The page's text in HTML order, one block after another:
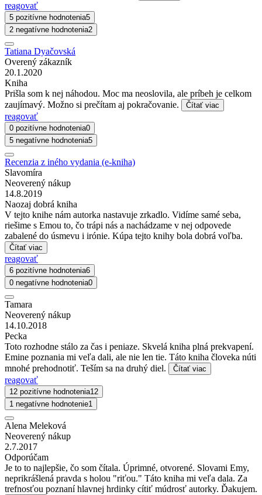
reagovať
5 pozitívne hodnotenia5
2 negatívne hodnotenia2
Tatiana Dyačovská
Overený zákazník
20.1.2020
Kniha
Prišla som k nej náhodou. Moc ma neoslovila, ale príbeh je celkom
zaujímavý. Možno si prečítam aj pokračovanie.
Čítať viac
reagovať
0 pozitívne hodnotenia0
5 negatívne hodnotenia5
Recenzia z iného vydania (e-kniha)
Slavomíra
Neoverený nákup
14.8.2019
Naozaj dobrá kniha
V tejto knihe nám autorka nastavuje zrkadlo. Vidíme samé seba,
riešime s Emou to, čo trápi nás a nachádzame v nej odpovede
zabalené do úsmevu i irónie. Kúpa tejto knihy bola dobrá voľba.
Čítať viac
reagovať
6 pozitívne hodnotenia6
0 negatívne hodnotenia0
Tamara
Neoverený nákup
14.10.2018
Pecka
Toto rozhodne stálo za čas i peniaze. Skvelá kniha plná prekvapení.
Emine poznania mi veľa dali, ale nie len tie. Táto kniha človeka núti
mnohé prehodnotiť. Teším sa na druhý diel.
Čítať viac
reagovať
12 pozitívne hodnotenia12
1 negatívne hodnotenie1
Alena Meleková
Neoverený nákup
2.7.2017
Odporúčam
Je to to najlepšie, čo som čítala. Úprimné, otvorené. Slovami Emy,
neprikrášlená pravda s holou "riťou." Táto kniha mi veľa dala. Za
trefnosťou poznaní hlavnej hrdinky cítiť múdrosť autorky. Ďakujem.